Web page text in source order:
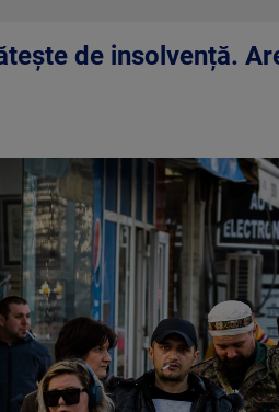
de insolvență.